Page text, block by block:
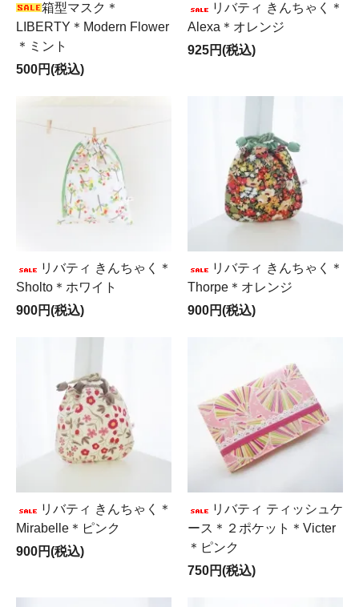
箱型マスク＊
LIBERTY＊Modern Flower
＊ミント
500円(税込)
リバティ きんちゃく＊
Alexa＊オレンジ
925円(税込)
リバティ きんちゃく＊
Sholto＊ホワイト
900円(税込)
リバティ きんちゃく＊
Thorpe＊オレンジ
900円(税込)
リバティ きんちゃく＊
Mirabelle＊ピンク
900円(税込)
リバティ ティッシュケ
ース＊２ポケット＊Victer
＊ピンク
750円(税込)